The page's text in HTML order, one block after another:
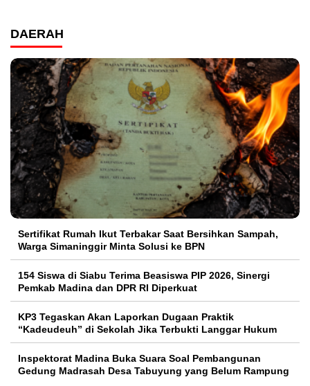
DAERAH
Sertifikat Rumah Ikut Terbakar Saat Bersihkan Sampah,
Warga Simaninggir Minta Solusi ke BPN
154 Siswa di Siabu Terima Beasiswa PIP 2026, Sinergi
Pemkab Madina dan DPR RI Diperkuat
KP3 Tegaskan Akan Laporkan Dugaan Praktik
“Kadeudeuh” di Sekolah Jika Terbukti Langgar Hukum
Inspektorat Madina Buka Suara Soal Pembangunan
Gedung Madrasah Desa Tabuyung yang Belum Rampung